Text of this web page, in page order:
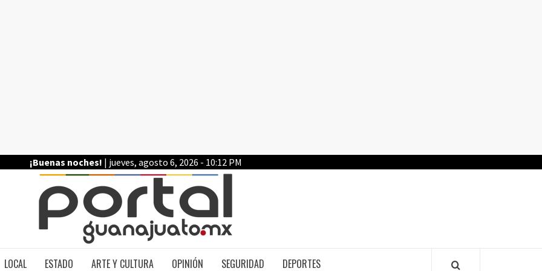
¡Buenas noches! | jueves, agosto 6, 2026 - 10:12 PM
LOCAL ESTADO ARTE Y CULTURA OPINIÓN SEGURIDAD DEPORTES